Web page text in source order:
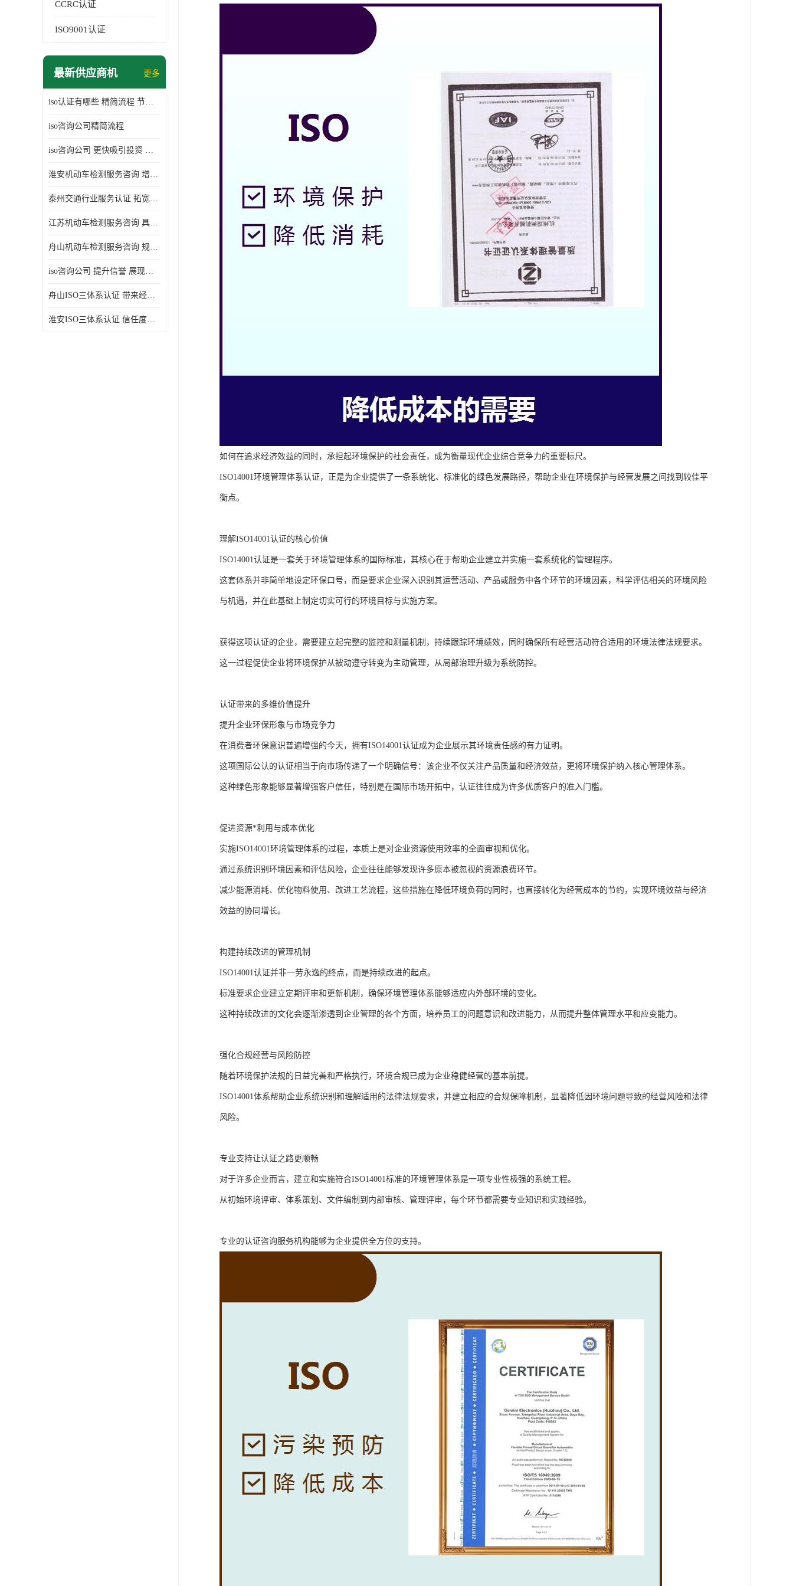
CCRC认证
ISO9001认证
最新供应商机 更多
iso认证有哪些 精简流程 节省企业运营成本
iso咨询公司精简流程
iso咨询公司 更快吸引投资 节省企业运营成本
淮安机动车检测服务咨询 增加竞争力 可获得更多业务机会
泰州交通行业服务认证 拓宽可业务范围 提高客户对企业满意度
江苏机动车检测服务咨询 具有社会效益 是企业综合实力的体现
舟山机动车检测服务咨询 规范管理技术 具备市场竞争能力
iso咨询公司 提升信誉 展现企业文化
舟山ISO三体系认证 带来经济效益 带来可以信赖的良好印象
淮安ISO三体系认证 信任度增加 具备市场竞争能力
如何在追求经济效益的同时，承担起环境保护的社会责任，成为衡量现代企业综合竞争力的重要标尺。
ISO14001环境管理体系认证，正是为企业提供了一条系统化、标准化的绿色发展路径，帮助企业在环境保护与经营发展之间找到较佳平
衡点。
理解ISO14001认证的核心价值
ISO14001认证是一套关于环境管理体系的国际标准，其核心在于帮助企业建立并实施一套系统化的管理程序。
这套体系并非简单地设定环保口号，而是要求企业深入识别其运营活动、产品或服务中各个环节的环境因素，科学评估相关的环境风险
与机遇，并在此基础上制定切实可行的环境目标与实施方案。
获得这项认证的企业，需要建立起完整的监控和测量机制，持续跟踪环境绩效，同时确保所有经营活动符合适用的环境法律法规要求。
这一过程促使企业将环境保护从被动遵守转变为主动管理，从局部治理升级为系统防控。
认证带来的多维价值提升
提升企业环保形象与市场竞争力
在消费者环保意识普遍增强的今天，拥有ISO14001认证成为企业展示其环境责任感的有力证明。
这项国际公认的认证相当于向市场传递了一个明确信号：该企业不仅关注产品质量和经济效益，更将环境保护纳入核心管理体系。
这种绿色形象能够显著增强客户信任，特别是在国际市场开拓中，认证往往成为许多优质客户的准入门槛。
促进资源*利用与成本优化
实施ISO14001环境管理体系的过程，本质上是对企业资源使用效率的全面审视和优化。
通过系统识别环境因素和评估风险，企业往往能够发现许多原本被忽视的资源浪费环节。
减少能源消耗、优化物料使用、改进工艺流程，这些措施在降低环境负荷的同时，也直接转化为经营成本的节约，实现环境效益与经济
效益的协同增长。
构建持续改进的管理机制
ISO14001认证并非一劳永逸的终点，而是持续改进的起点。
标准要求企业建立定期评审和更新机制，确保环境管理体系能够适应内外部环境的变化。
这种持续改进的文化会逐渐渗透到企业管理的各个方面，培养员工的问题意识和改进能力，从而提升整体管理水平和应变能力。
强化合规经营与风险防控
随着环境保护法规的日益完善和严格执行，环境合规已成为企业稳健经营的基本前提。
ISO14001体系帮助企业系统识别和理解适用的法律法规要求，并建立相应的合规保障机制，显著降低因环境问题导致的经营风险和法律
风险。
专业支持让认证之路更顺畅
对于许多企业而言，建立和实施符合ISO14001标准的环境管理体系是一项专业性极强的系统工程。
从初始环境评审、体系策划、文件编制到内部审核、管理评审，每个环节都需要专业知识和实践经验。
专业的认证咨询服务机构能够为企业提供全方位的支持。